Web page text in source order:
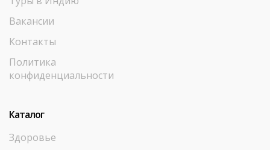
Вакансии
Контакты
Политика
конфиденциальности
Каталог
Здоровье